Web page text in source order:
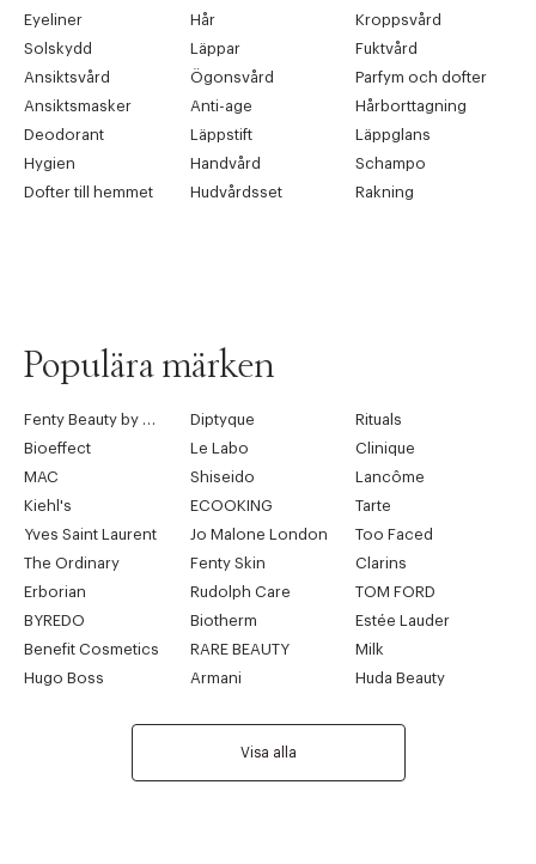
Eyeliner
Hår
Kroppsvård
Solskydd
Läppar
Fuktvård
Ansiktsvård
Ögonsvård
Parfym och dofter
Ansiktsmasker
Anti-age
Hårborttagning
Deodorant
Läppstift
Läppglans
Hygien
Handvård
Schampo
Dofter till hemmet
Hudvårdsset Rakning
Populära märken
Diptyque
Rituals
Bioeffect
Le Labo
Clinique
MAC
Shiseido
Lancôme
Kiehl's
ECOOKING
Tarte
Yves Saint Laurent
Jo Malone London
Too Faced
The Ordinary
Fenty Skin
Clarins
Erborian
Rudolph Care
TOM FORD
BYREDO
Biotherm
Estée Lauder
Benefit Cosmetics
RARE BEAUTY
Milk
Hugo Boss
Armani Huda Beauty
Visa alla